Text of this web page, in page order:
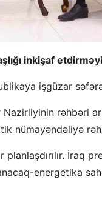
inkişaf etdirməyi
işgüzar
rəhbəri
nümayəndəliyə
planlaşdırılır. İraq
energetika